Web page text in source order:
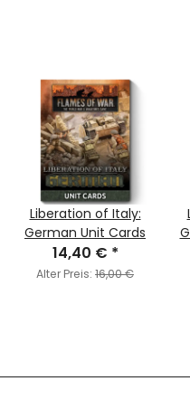
Liberation of Italy:
German Unit Cards
14,40 € *
Alter Preis: 16,00 €